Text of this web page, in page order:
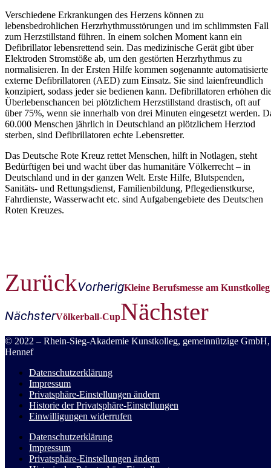
Verschiedene Erkrankungen des Herzens können zu
lebensbedrohlichen Herzrhythmusstörungen und im schlimmsten Fall
zum Herzstillstand führen. In einem solchen Moment kann ein
Defibrillator lebensrettend sein. Das medizinische Gerät gibt über
Elektroden Stromstöße ab, um den gestörten Herzrhythmus zu
normalisieren. In der Ersten Hilfe kommen sogenannte automatisierte
externe Defibrillatoren (AED) zum Einsatz. Sie sind laienfreundlich
konzipiert, sodass jeder sie bedienen kann. Defibrillatoren erhöhen
Überlebenschancen bei plötzlichem Herzstillstand drastisch, oft auf
über 75%, wenn sie innerhalb von drei Minuten eingesetzt werden.
60.000 Menschen jährlich in Deutschland an plötzlichem Herztod
sterben, sind Defibrillatoren echte Lebensretter.
Das Deutsche Rote Kreuz rettet Menschen, hilft in Notlagen, steht
Bedürftigen bei und wacht über das humanitäre Völkerrecht – in
Deutschland und in der ganzen Welt. Erste Hilfe, Blutspenden,
Sanitäts- und Rettungsdienst, Familienbildung, Pflegedienstkurse,
Fahrdienste, Wasserwacht etc. sind Aufgabengebiete des Deutschen
Roten Kreuzes.
ZurückVorherigKleine Berufsmesse am Kunstkolleg
NächsterVölkerball-CupNächster
© 2022 – Rhein-Sieg-Akademie Kunstkolleg, gemeinnützige GmbH,
Hennef
Datenschutzerklärung
Impressum
Privatsphäre-Einstellungen ändern
Historie der Privatsphäre-Einstellungen
Einwilligungen widerrufen
Datenschutzerklärung
Impressum
Privatsphäre-Einstellungen ändern